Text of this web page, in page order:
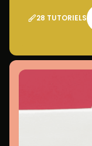
28 TUTORIELS